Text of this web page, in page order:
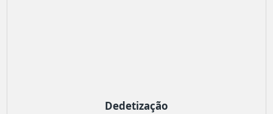
Dedetização